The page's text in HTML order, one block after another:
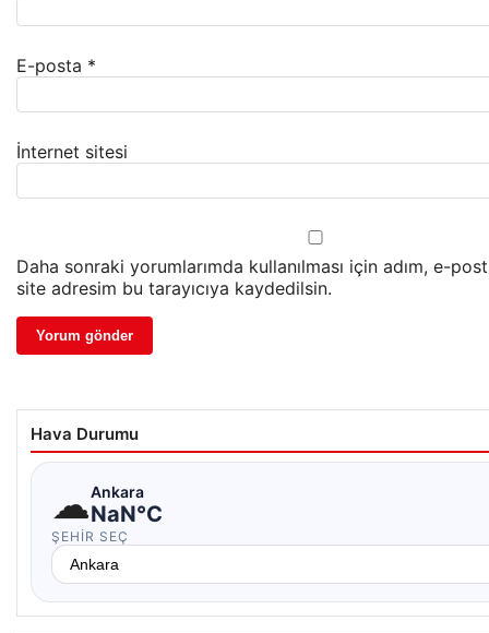
E-posta *
İnternet sitesi
Daha sonraki yorumlarımda kullanılması için adım, e-
site adresim bu tarayıcıya kaydedilsin.
Hava Durumu
☁Ankara
NaN°C
ŞEHIR SEÇ